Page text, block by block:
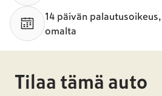
14 päivän
omalta
Tilaa tämä auto